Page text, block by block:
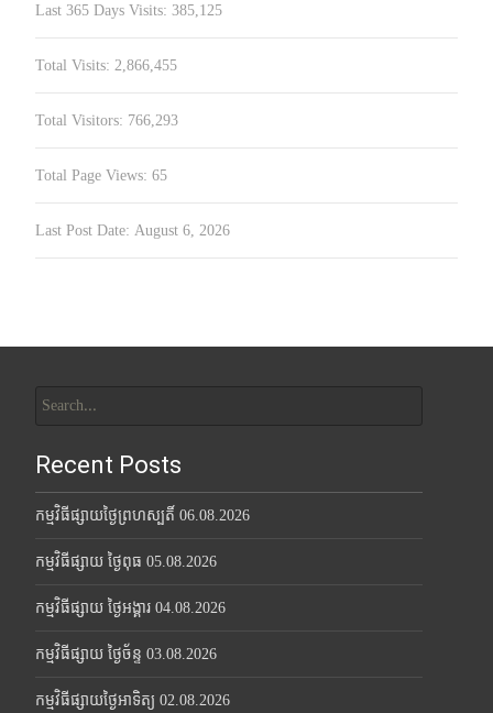
Last 365 Days Visits: 385,125
Total Visits: 2,866,455
Total Visitors: 766,293
Total Page Views: 65
Last Post Date: August 6, 2026
for:
Recent Posts
កម្មវិធីផ្សាយថ្ងៃព្រហស្បតិ៍ 06.08.2026
កម្មវិធីផ្សាយ ថ្ងៃពុធ 05.08.2026
កម្មវិធីផ្សាយ ថ្ងៃអង្គារ 04.08.2026
កម្មវិធីផ្សាយ ថ្ងៃច័ន្ទ 03.08.2026
កម្មវិធីផ្សាយថ្ងៃអាទិត្យ 02.08.2026